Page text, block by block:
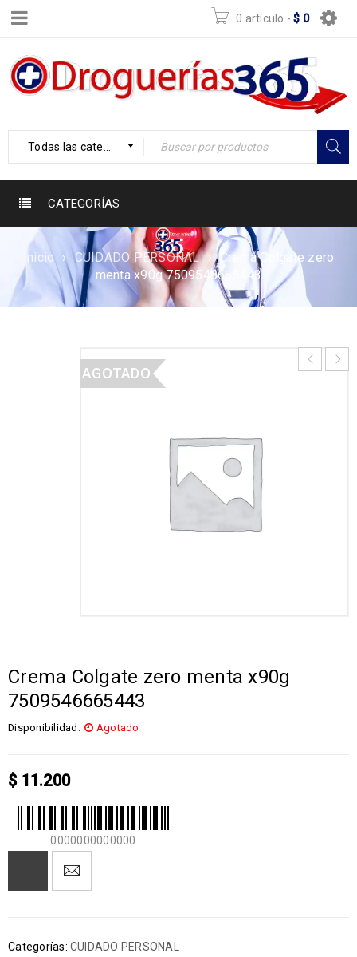
0 artículo - $ 0
Todas las categorías
CATEGORÍAS
Inicio › CUIDADO PERSONAL ›
Crema Colgate zero
menta x90g 7509546665443
AGOTADO
Crema Colgate zero menta x90g
7509546665443
Disponibilidad: Agotado
$11.200
0000000000000
Categorías: CUIDADO PERSONAL